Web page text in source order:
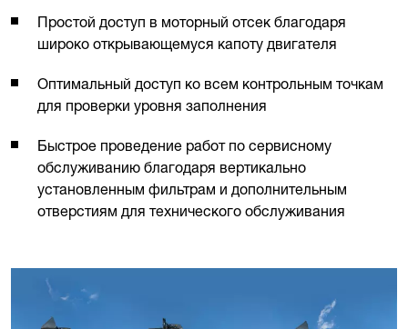
Простой доступ в моторный отсек благодаря
широко открывающемуся капоту двигателя
Оптимальный доступ ко всем контрольным точкам
для проверки уровня заполнения
Быстрое проведение работ по сервисному
обслуживанию благодаря вертикально
установленным фильтрам и дополнительным
отверстиям для технического обслуживания